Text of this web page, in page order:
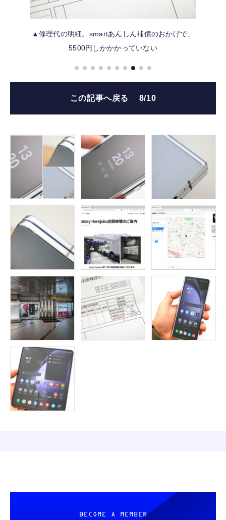
▲修理代の明細。smartあんしん補償のおかげで、
5500円しかかかっていない
この記事へ戻る 8/10
BECOME A MEMBER